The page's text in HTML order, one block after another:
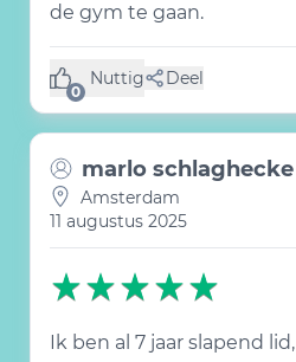
de gym te gaan.
0
Nuttig
(0 like) Deel
marlo schlaghecke
Amsterdam
11 augustus 2025
Ik ben al 7 jaar slapend lid,